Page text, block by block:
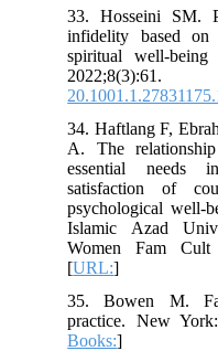
33. Hosseini SM.
infidelity based
spiritual well-
34. Haftlang F,
A. The
essential
satisfaction of
psychological
Islamic Azad
Women Fam
[URL:
35. Bowen M.
practice. New
Books: